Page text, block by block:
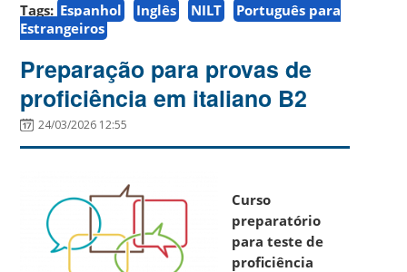
Tags: Espanhol Inglês NILT
Português para
Estrangeiros
Preparação para provas de
proficiência em italiano B2
24/03/2026 12:55
Curso
preparatório
para teste de
proficiência